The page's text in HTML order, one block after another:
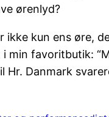
ørenlyd?
ikke kun ens
min favoritbutik:
Danmark